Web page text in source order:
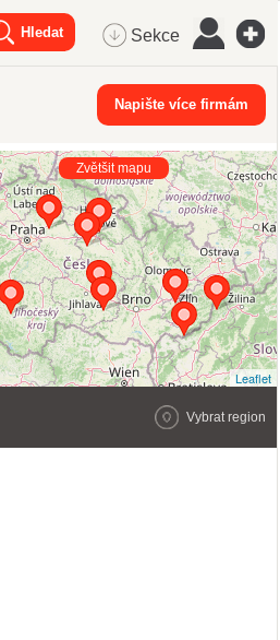
Sekce
Dřevěné
materiály
Napište více firmám
Leaflet
Zvětšit mapu
Vybrat region